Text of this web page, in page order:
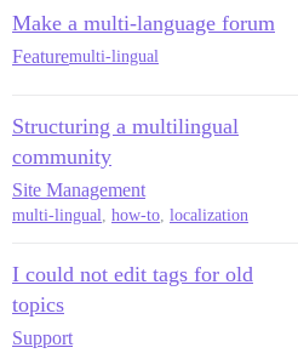
Make a multi-language forum
Featuremulti-lingual
Structuring a multilingual
community
Site Management
multi-lingual how-to localization
I could not edit tags for old
topics
Support